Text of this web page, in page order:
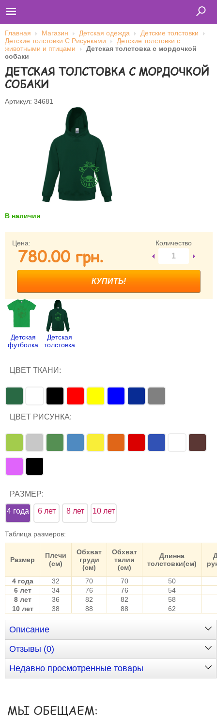
Футболки
Толстовки (кенгурушки)
Свитшоты
Бейсболки
Имя пользователя (логин)
Запомнить меня
Забыли имя пользователя (логин)?
Регистрация
Главная Магазин Детская одежда
Детские толстовки
Детские толстовки С Рисунками
Детские толстовки с
животными и птицами
Детская толстовка с мордочкой
собаки
ДЕТСКАЯ ТОЛСТОВКА С МОРДОЧКОЙ
СОБАКИ
Артикул: 34681
В наличии
Цена:
780.00 грн.
Количество
Детская
футболка
Детская
толстовка
ЦВЕТ ТКАНИ:
ЦВЕТ РИСУНКА:
РАЗМЕР:
4 года 6 лет 8 лет 10 лет
Таблица размеров:
Размер
Плечи
(см)
Обхват
груди
(см)
Обхват
талии
(см)
Длинна
толстовки(см)
4 года 32 70 70
50
6 лет
34 76 76
54
8 лет
36 82 82
58
10 лет
38 88 88 62
Описание
Отзывы (0)
Недавно просмотренные товары
МЫ ОБЕЩАЕМ: